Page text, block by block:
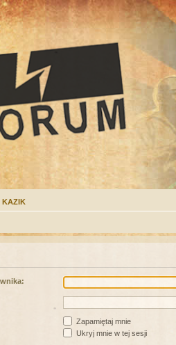
KAZIK
Zapamiętaj mnie
Ukryj mnie w tej sesji